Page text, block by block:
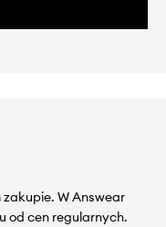
W Answear
od cen regularnych.